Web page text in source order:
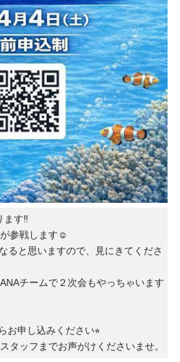
ます‼️
参戦します☺️
ると思いますので、見にきてくださ
チームで２次会もやっちゃいます
お申し込みください⭐︎
タッフまでお声がけくださいませ。